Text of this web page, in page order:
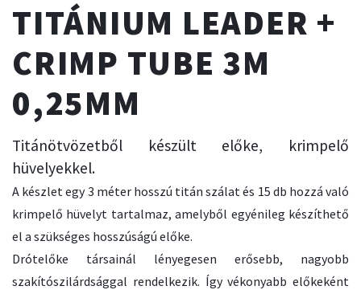
TITÁNIUM LEADER +
CRIMP TUBE 3M
0,25MM
Titánötvözetből készült előke, krimpelő
hüvelyekkel.
A készlet egy 3 méter hosszú titán szálat és 15 db hozzá való
krimpelő hüvelyt tartalmaz, amelyből egyénileg készíthető
el a szükséges hosszúságú előke.
Drótelőke társainál lényegesen erősebb, nagyobb
szakítószilárdsággal rendelkezik. Így vékonyabb előkeként